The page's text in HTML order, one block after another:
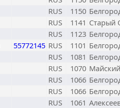
RUS 1150
RUS 1141 Старый
RUS 1123
55772145 RUS 1101
RUS 1081
RUS 1070 Майский
RUS 1066
RUS 1066
RUS 1061